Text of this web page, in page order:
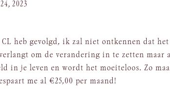
2023
heb gevolgd, ik zal niet ontkennen dat het
om de verandering in te zetten maar
in je leven en wordt het moeiteloos. Zo
me al €25,00 per maand!